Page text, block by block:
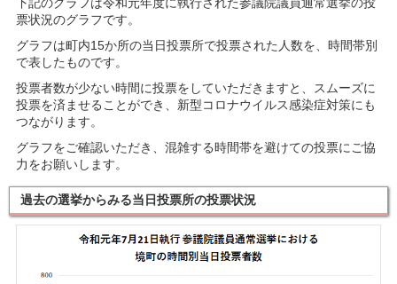
票状況のグラフです。
グラフは町内15か所の当日投票所で投票された人数を、時間帯別
で表したものです。
投票者数が少ない時間に投票をしていただきますと、スムーズに
投票を済ませることができ、新型コロナウイルス感染症対策にも
つながります。
グラフをご確認いただき、混雑する時間帯を避けての投票にご協
力をお願いします。
過去の選挙からみる当日投票所の投票状況